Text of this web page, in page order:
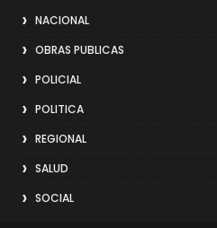
NACIONAL
OBRAS PUBLICAS
POLICIAL
POLITICA
REGIONAL
SALUD
SOCIAL